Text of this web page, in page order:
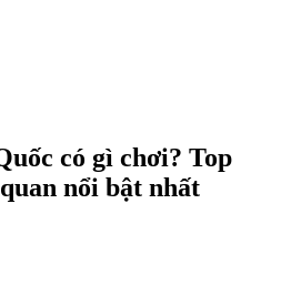
có gì chơi? Top
nổi bật nhất